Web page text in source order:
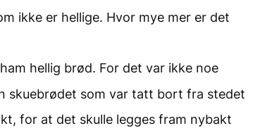
ikke er hellige. Hvor mye mer er det
hellig brød. For det var ikke noe
skuebrødet som var tatt bort fra stedet
for at det skulle legges fram nybakt